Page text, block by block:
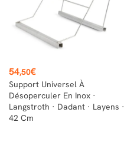
Prix
54,50€
Support Universel À
Désoperculer En Inox ·
Langstroth · Dadant · Layens ·
42 Cm